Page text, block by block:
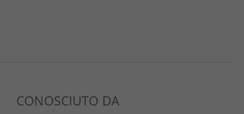
CONOSCIUTO DA